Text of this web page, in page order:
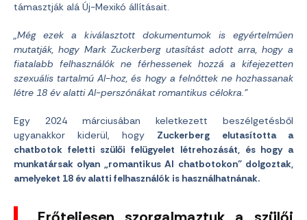
támasztják alá Új-Mexikó állításait.
„Még ezek a kiválasztott dokumentumok is egyértelműen
mutatják, hogy Mark Zuckerberg utasítást adott arra, hogy a
fiatalabb felhasználók ne férhessenek hozzá a kifejezetten
szexuális tartalmú AI-hoz, és hogy a felnőttek ne hozhassanak
létre 18 év alatti AI-perszónákat romantikus célokra.”
Egy 2024 márciusában keletkezett beszélgetésből
ugyanakkor kiderül, hogy Zuckerberg elutasította a
chatbotok feletti szülői felügyelet létrehozását, és hogy a
munkatársak olyan „romantikus AI chatbotokon” dolgoztak,
amelyeket 18 év alatti felhasználók is használhatnának.